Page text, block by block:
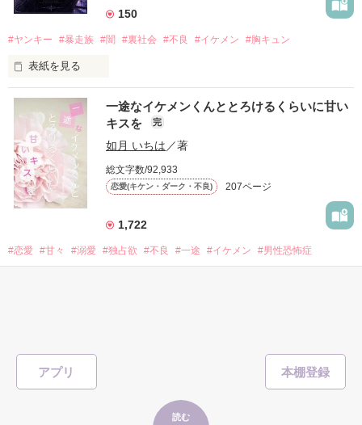
アプリ
読む
高校生になって再会した彼は、隣の学校で”王子様”と呼ばれる
他の女の子には冷たいのに
私にだけ昔と変わらない笑顔を向けてくる。
「澪ちゃん。」
それは止まっていた恋が再び動き始める合図──。
✨.ﾟ･*..☆.｡.:*✨.☆.｡.:. *:ﾟ✨.ﾟ･*..☆.｡.:*✨
冴木澪-SaekiMio
✨.ﾟ･*..☆.｡.:*✨.☆.｡.:. *:ﾟ✨.ﾟ･*..☆.｡.:*✨
そして光を巡ってライバルも登場！？
150
#ヤンキー #暴走族 #闇 #裏社会 #不良 #イケメン #胸キュン
表紙を見る
表紙画像はAIです
作品を読む
一途なイケメンくんととろけるくらいに甘い
キスを
完
如月 いちは／著
総文字数/92,933
恋愛(キケン・ダーク・不良) 207ページ
1,722
#恋愛 #甘々 #溺愛 #独占欲 #不良 #一途 #イケメン
#男性恐怖症
「瑠莉に一目惚れしたんだよ……悪いかよ」